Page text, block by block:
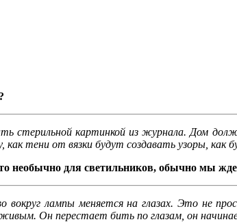
стерильной картинкой из журнала. Дом
тени от вязки будут создавать узоры, как
необычно для светильников, обычно мы
лампы меняется на глазах. Это не
Он перестает бить по глазам, он